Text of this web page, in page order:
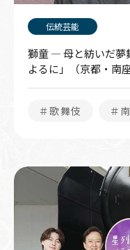
獅童 ― 母と紡いだ
よるに」（京都・南座
＃歌舞伎 ＃